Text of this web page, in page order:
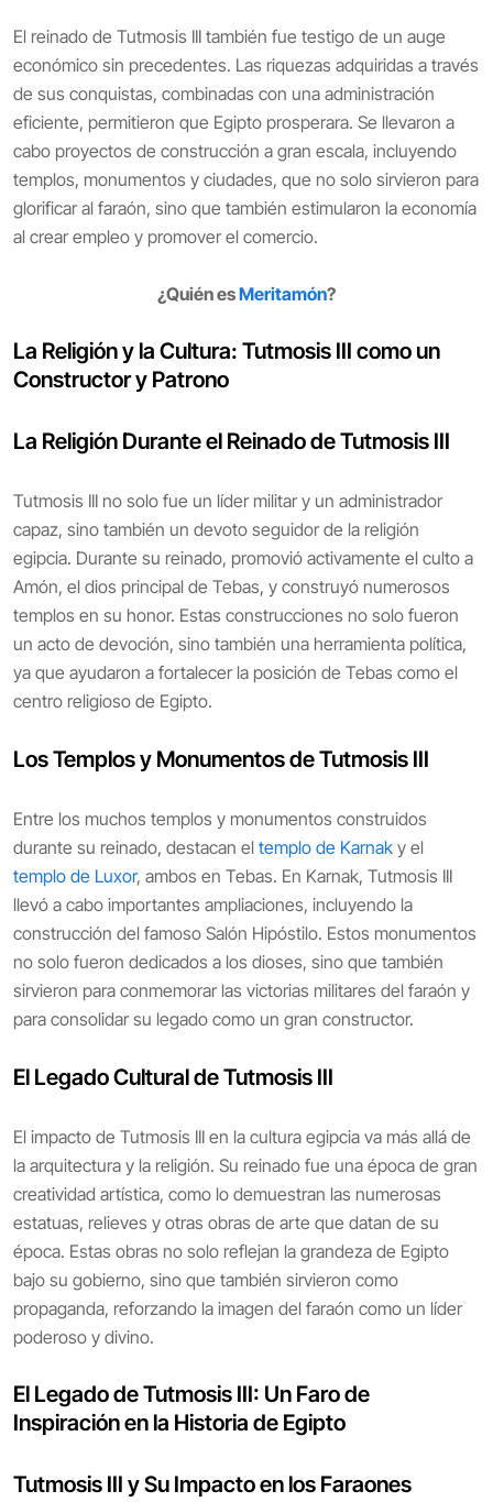
El reinado de Tutmosis III también fue testigo de un auge
económico sin precedentes. Las riquezas adquiridas a través
de sus conquistas, combinadas con una administración
eficiente, permitieron que Egipto prosperara. Se llevaron a
cabo proyectos de construcción a gran escala, incluyendo
templos, monumentos y ciudades, que no solo sirvieron para
glorificar al faraón, sino que también estimularon la economía
al crear empleo y promover el comercio.
¿Quién esMeritamón?
La Religión y la Cultura: Tutmosis III como un
Constructor y Patrono
La Religión Durante el Reinado de Tutmosis III
Tutmosis III no solo fue un líder militar y un administrador
capaz, sino también un devoto seguidor de la religión
egipcia. Durante su reinado, promovió activamente el culto a
Amón, el dios principal de Tebas, y construyó numerosos
templos en su honor. Estas construcciones no solo fueron
un acto de devoción, sino también una herramienta política,
ya que ayudaron a fortalecer la posición de Tebas como el
centro religioso de Egipto.
Los Templos y Monumentos de Tutmosis III
Entre los muchos templos y monumentos construidos
durante su reinado, destacan el templo de Karnak y el
templo de Luxor, ambos en Tebas. En Karnak, Tutmosis III
llevó a cabo importantes ampliaciones, incluyendo la
construcción del famoso Salón Hipóstilo. Estos monumentos
no solo fueron dedicados a los dioses, sino que también
sirvieron para conmemorar las victorias militares del faraón y
para consolidar su legado como un gran constructor.
El Legado Cultural de Tutmosis III
El impacto de Tutmosis III en la cultura egipcia va más allá de
la arquitectura y la religión. Su reinado fue una época de gran
creatividad artística, como lo demuestran las numerosas
estatuas, relieves y otras obras de arte que datan de su
época. Estas obras no solo reflejan la grandeza de Egipto
bajo su gobierno, sino que también sirvieron como
propaganda, reforzando la imagen del faraón como un líder
poderoso y divino.
El Legado de Tutmosis III: Un Faro de
Inspiración en la Historia de Egipto
Tutmosis III y Su Impacto en los Faraones